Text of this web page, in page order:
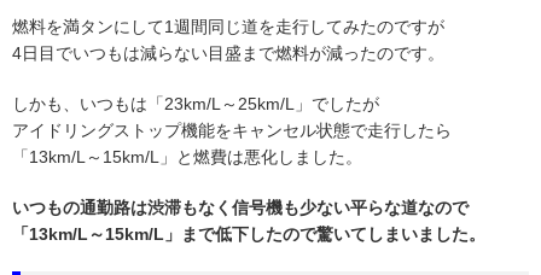
燃料を満タンにして1週間同じ道を走行してみたのですが
4日目でいつもは減らない目盛まで燃料が減ったのです。
しかも、いつもは「23km/L～25km/L」でしたが
アイドリングストップ機能をキャンセル状態で走行したら
「13km/L～15km/L」と燃費は悪化しました。
いつもの通勤路は渋滞もなく信号機も少ない平らな道なので
「13km/L～15km/L」まで低下したので驚いてしまいました。